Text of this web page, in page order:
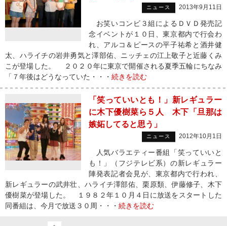
ニュース 2013年9月11日
お笑いコンビ３組によるＤＶＤ発売記
念イベントが１０日、東京都内で行会わ
れ、アルコ＆ピースの平子祐希と酒井健
太、ハライチの岩井勇気と澤部佑、ニッチェの江上敬子と近藤くみ
こが登場した。 ２０２０年に東京で開催される夏季五輪にちなみ
「７年後はどうなっていた・・・ 続きを読む
「笑っていいとも！」新レギュラー
に木下優樹菜ら５人 木下「旦那は
嫉妬してると思う」
ニュース 2012年10月1日
人気バラエティー番組「笑っていいと
も！」（フジテレビ系）の新レギュラー
陣発表記者会見が、東京都内で行われ、
新レギュラーの武井壮、ハライチ澤部佑、栗原類、伊藤修子、木下
優樹菜が登場した。 １９８２年１０月４日に放送をスタートした
同番組は、今月で放送３０周・・・ 続きを読む